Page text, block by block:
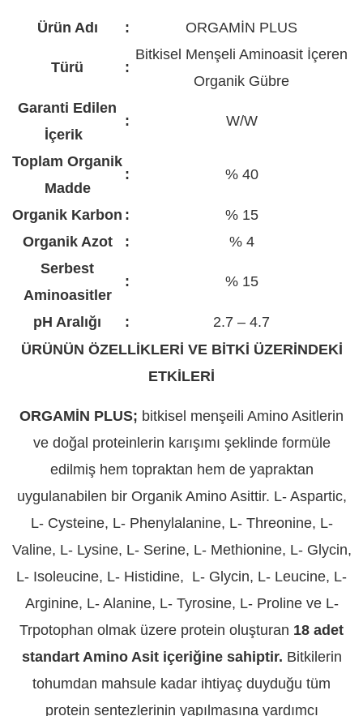
Ürün Adı : ORGAMİN PLUS
Türü :
Bitkisel Menşeli Aminoasit İçeren
Organik Gübre
Garanti Edilen
İçerik
: W/W
Toplam Organik
Madde
: % 40
Organik Karbon :
% 15
Organik Azot
:
% 4
Serbest
Aminoasitler
: % 15
pH Aralığı :
2.7 – 4.7
ÜRÜNÜN ÖZELLİKLERİ VE BİTKİ ÜZERİNDEKİ
ETKİLERİ
ORGAMİN PLUS; bitkisel menşeili Amino Asitlerin
ve doğal proteinlerin karışımı şeklinde formüle
edilmiş hem topraktan hem de yapraktan
uygulanabilen bir Organik Amino Asittir. L- Aspartic,
L- Cysteine, L- Phenylalanine, L- Threonine, L-
Valine, L- Lysine, L- Serine, L- Methionine, L- Glycin,
L- Isoleucine, L- Histidine, L- Glycin, L- Leucine, L-
Arginine, L- Alanine, L- Tyrosine, L- Proline ve L-
Trpotophan olmak üzere protein oluşturan 18 adet
standart Amino Asit içeriğine sahiptir. Bitkilerin
tohumdan mahsule kadar ihtiyaç duyduğu tüm
protein sentezlerinin yapılmasına yardımcı